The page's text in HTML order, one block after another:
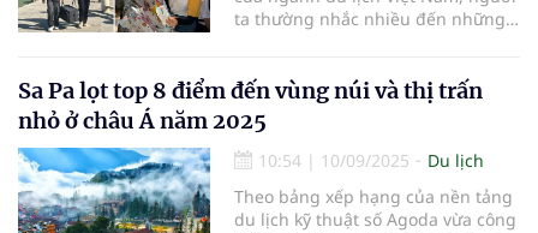
ta thường nhắc nhiều đến những
ty lữ hành Là Cà Nha Trang, chúng
tôi quan niệm rằng linh hồn của
mỗi chuyến đi không nằm ở cảnh
sắc, mà nằm ở sự kết nối giữa
những con người. Ngay từ những
ngày đầu thành lập, chúng tôi đã
chọn xây dựng văn hóa doanh
Sa Pa lọt top 8 điểm đến vùng núi và thị trấn
nhỏ ở châu Á năm 2025
10:54 | 10/09/2025
Du lịch
Theo bảng xếp hạng của nền tảng
du lịch kỹ thuật số Agoda vừa công